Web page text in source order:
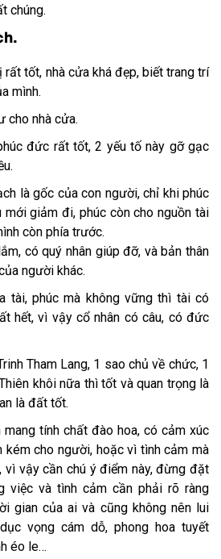
chúng.
rất tốt, nhà cửa khá đẹp, biết trang trí
mình.
cho nhà cửa.
đức rất tốt, 2 yếu tố này gỡ gạc
là gốc của con người, chỉ khi phúc
giảm đi, phúc còn cho nguồn tài
còn phía trước.
có quý nhân giúp đỡ, và bản thân
người khác.
tài, phúc mà không vững thì tài có
hết, vì vậy cổ nhân có câu, có đức
Tham Lang, 1 sao chủ về chức, 1
khôi nữa thì tốt và quan trọng là
là đất tốt.
tính chất đào hoa, có cảm xúc
kém cho người, hoặc vì tình cảm mà
vì vậy cần chú ý điểm này, đừng đặt
việc và tình cảm cần phải rõ ràng
gian của ai và cũng không nên lui
vọng cám dỗ, phong hoa tuyết
éo le…